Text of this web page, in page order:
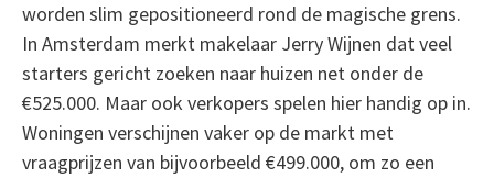
worden slim gepositioneerd rond de magische grens.
In Amsterdam merkt makelaar Jerry Wijnen dat veel
starters gericht zoeken naar huizen net onder de
€525.000. Maar ook verkopers spelen hier handig op in.
Woningen verschijnen vaker op de markt met
vraagprijzen van bijvoorbeeld €499.000, om zo een